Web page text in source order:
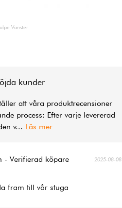
Vänster
kunder
att våra produktrecensioner
process: Efter varje levererad
v... Läs mer
- Verifierad köpare 2025-08-08
fram till vår stuga